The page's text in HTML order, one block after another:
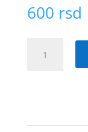
600 rsd
kamere